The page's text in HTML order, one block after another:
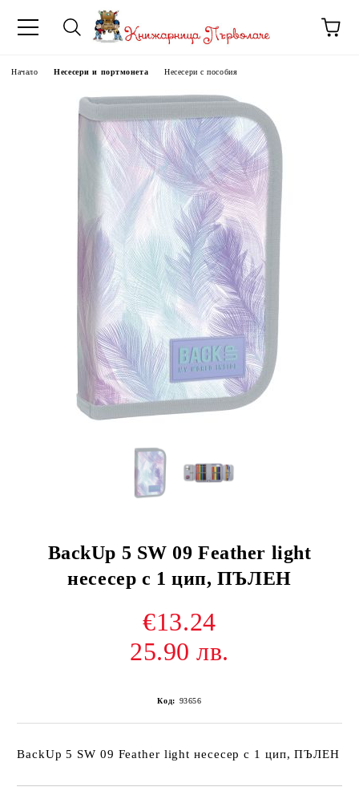
Начало Несесери и портмонета Несесери с пособия
BackUp 5 SW 09 Feather light
несесер с 1 цип, ПЪЛЕН
€13.24
25.90 лв.
Код: 93656
BackUp 5 SW 09 Feather light несесер с 1 цип, ПЪЛЕН